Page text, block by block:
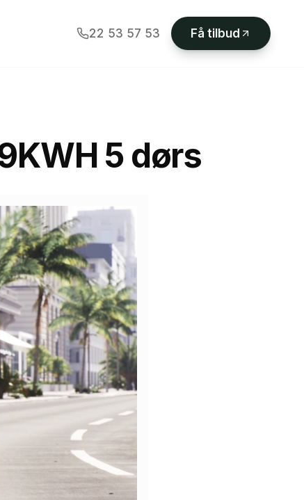
22 53 57 53 Få tilbud
5 dørs